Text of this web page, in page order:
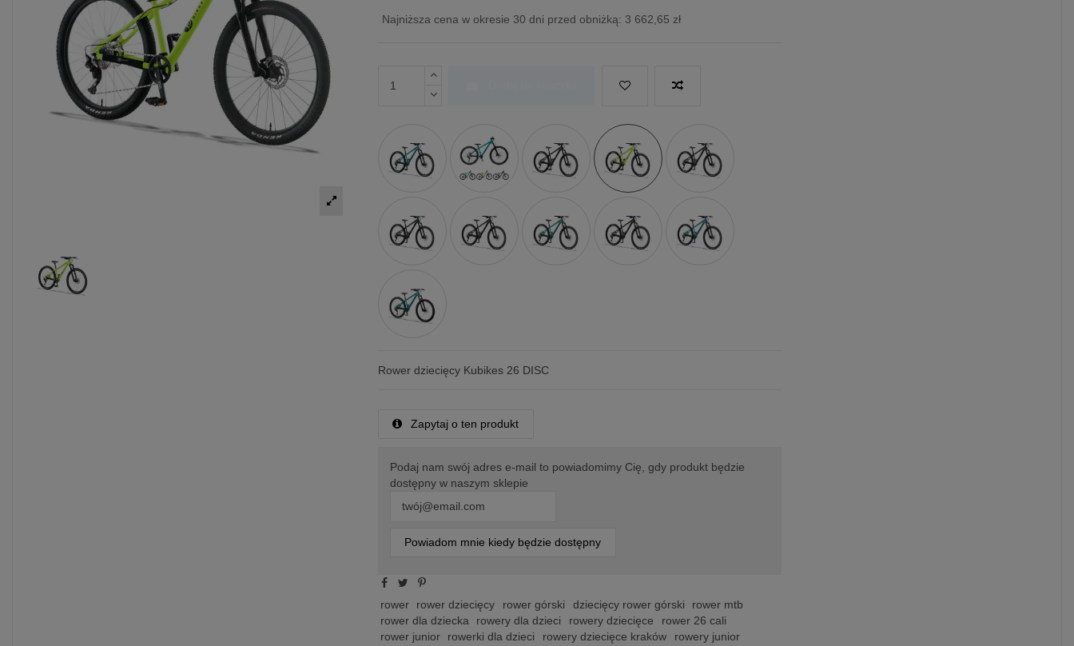
Najniższa cena w okresie 30 dni przed obniżką: 3 662,65 zł
Rower dziecięcy Kubikes 26 DISC
Zapytaj o ten produkt
Podaj nam swój adres e-mail to powiadomimy Cię, gdy produkt będzie
dostępny w naszym sklepie
Powiadom mnie kiedy będzie dostępny
rower rower dziecięcy rower górski dziecięcy rower górski
rower mtb
rower dla dziecka
rowery dla dzieci rowery dziecięce
rower 26 cali
rower junior
rowerki dla dzieci rowery dziecięce kraków
rowery junior